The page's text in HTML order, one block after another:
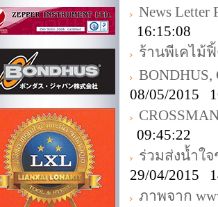
News Letter
16:15:08
ร้านพีเคไม้
BONDHUS,
08/05/2015
09:45:22
ร่วมส่งน้ำใ
29/04/2015
ภาพจาก